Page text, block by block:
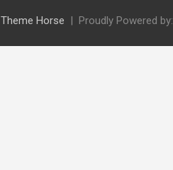
Theme Horse Proudly Powered by: